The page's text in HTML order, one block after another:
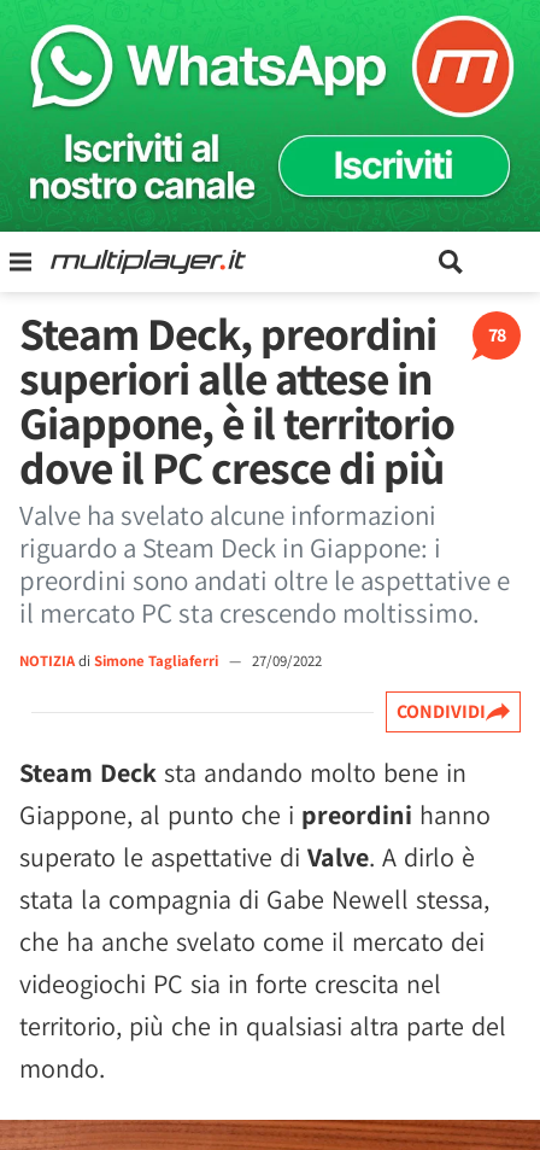
78
Steam Deck, preordini
superiori alle attese in
Giappone, è il territorio
dove il PC cresce di più
Valve ha svelato alcune informazioni
riguardo a Steam Deck in Giappone: i
preordini sono andati oltre le aspettative e
il mercato PC sta crescendo moltissimo.
NOTIZIAdi Simone Tagliaferri — 27/09/2022
CONDIVIDI
Steam Deck sta andando molto bene in
Giappone, al punto che i preordini hanno
superato le aspettative di Valve. A dirlo è
stata la compagnia di Gabe Newell stessa,
che ha anche svelato come il mercato dei
videogiochi PC sia in forte crescita nel
territorio, più che in qualsiasi altra parte del
mondo.